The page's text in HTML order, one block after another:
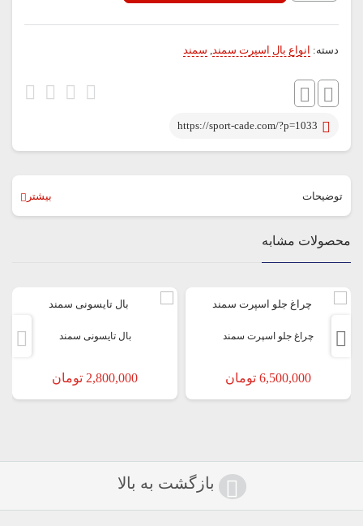
بالای
سمند
عدد
دسته: انواع بال اسپرت سمند, سمند
https://sport-cade.com/?p=1033
توضیحات بیشتر
صورت چسبی،فیت بدنه
محصولات مشابه
بال تایسونی سمند
2,800,000 تومان
چراغ جلو اسپرت سمند
6,500,000 تومان
بازگشت به بالا